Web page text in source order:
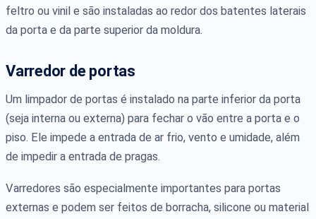
feltro ou vinil e são instaladas ao redor dos batentes laterais
da porta e da parte superior da moldura.
Varredor de portas
Um limpador de portas é instalado na parte inferior da porta
(seja interna ou externa) para fechar o vão entre a porta e o
piso. Ele impede a entrada de ar frio, vento e umidade, além
de impedir a entrada de pragas.
Varredores são especialmente importantes para portas
externas e podem ser feitos de borracha, silicone ou material